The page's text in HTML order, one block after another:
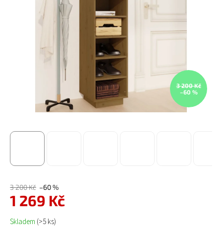
3 200 Kč
–60 %
3 200 Kč –60 %
1 269 Kč
Měrná cena:
Skladem (>5 ks)